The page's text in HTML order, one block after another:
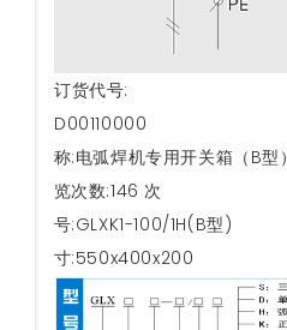
订货代号:
D00110000
名称:电弧焊机专用开关箱（B型）
浏览次数:146 次
型号:GLXK1-100/1H(B型)
尺寸:550x400x200